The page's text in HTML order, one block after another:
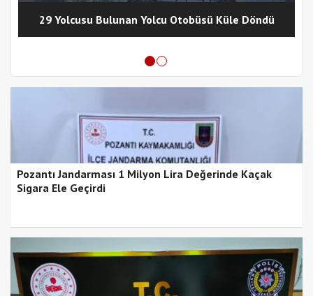
29 Yolcusu Bulunan Yolcu Otobüsü Küle Döndü
Pozantı Jandarması 1 Milyon Lira Değerinde Kaçak
Sigara Ele Geçirdi